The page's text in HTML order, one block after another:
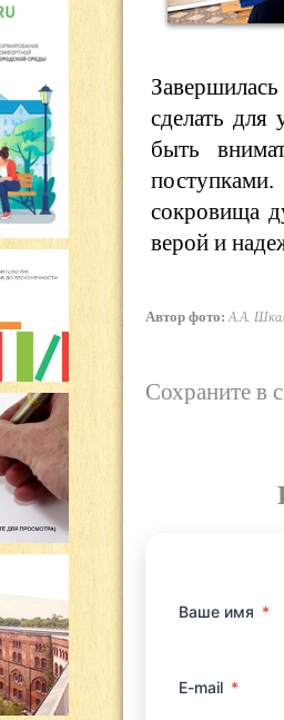
сделать
быть
сокровища
верой и
Автор фото: А.А.
Сохраните в
Ваше имя *
E-mail *